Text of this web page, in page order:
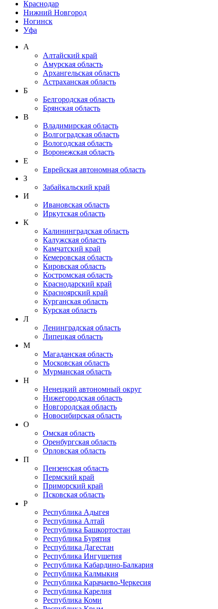
Краснодар
Нижний Новгород
Ногинск
Уфа
А
Алтайский край
Амурская область
Архангельская область
Астраханская область
Б
Белгородская область
Брянская область
В
Владимирская область
Волгоградская область
Вологодская область
Воронежская область
Е
Еврейская автономная область
З
Забайкальский край
И
Ивановская область
Иркутская область
К
Калининградская область
Калужская область
Камчатский край
Кемеровская область
Кировская область
Костромская область
Краснодарский край
Красноярский край
Курганская область
Курская область
Л
Ленинградская область
Липецкая область
М
Магаданская область
Московская область
Мурманская область
Н
Ненецкий автономный округ
Нижегородская область
Новгородская область
Новосибирская область
О
Омская область
Оренбургская область
Орловская область
П
Пензенская область
Пермский край
Приморский край
Псковская область
Р
Республика Адыгея
Республика Алтай
Республика Башкортостан
Республика Бурятия
Республика Дагестан
Республика Ингушетия
Республика Кабардино-Балкария
Республика Калмыкия
Республика Карачаево-Черкеcия
Республика Карелия
Республика Коми